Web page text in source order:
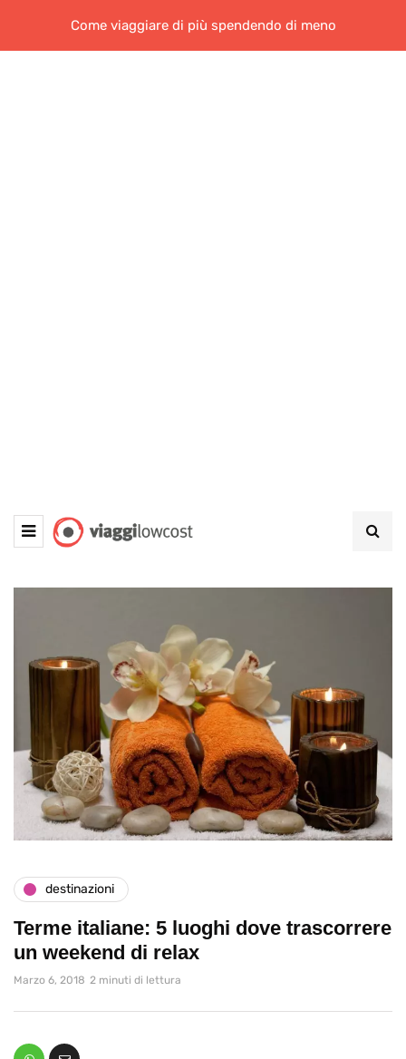
Come viaggiare di più spendendo di meno
destinazioni
Terme italiane: 5 luoghi dove trascorrere
un weekend di relax
Marzo 6, 2018 2 minuti di lettura